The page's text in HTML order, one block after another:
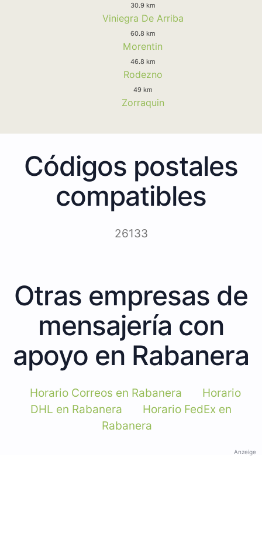
30.9 km
Viniegra De Arriba
60.8 km
Morentin
46.8 km
Rodezno
49 km
Zorraquin
Códigos postales
compatibles
26133
Otras empresas de
mensajería con
apoyo en Rabanera
Horario Correos en Rabanera
Horario
DHL en Rabanera
Horario FedEx en
Rabanera
Anzeige